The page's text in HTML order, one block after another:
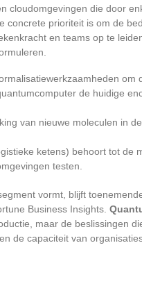
cloudomgevingen die door
concrete prioriteit is om de
en teams op te
om
de huidige
van nieuwe moleculen in
ketens) behoort tot de
testen.
vormt, blijft
Business Insights.
maar de beslissingen
de capaciteit van